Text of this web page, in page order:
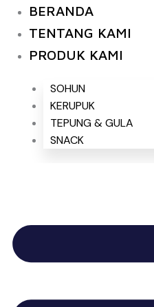
content
BERANDA
TENTANG KAMI
PRODUK KAMI
SOHUN
KERUPUK
TEPUNG & GULA
SNACK